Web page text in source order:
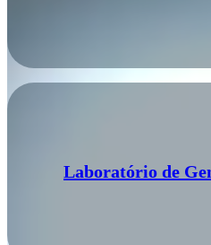
Laboratório de